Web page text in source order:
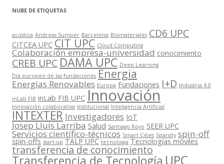
NUBE DE ETIQUETAS
acústica Andreas Sumper Barcelona Biomateriales CD6 UPC
CITCEA UPC CIT UPC Cloud Computing
Colaboración empresa-universidad conocimiento
CREB UPCDAMA UPC Deep Learning
Día europeo de las fundaciones Energia
Energías Renovables Europa Fundaciones I+D Industria 4.0
inLab FIB inLab FIB UPC Innovación
Innovación colaborativa Institucional Inteligencia Artificial
INTEXTER Investigadores IoT
Josep Lluís Larriba Salud Santiago Royo SEER UPC
Servicios científico-técnicos Smart Cities Sparsity spin-off
spin-offs start-up TALP UPC tecnología Tecnologías móviles
transferencia de conocimiento
Transferencia de Tecnología UPC